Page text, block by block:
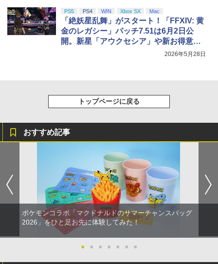
PS5 PS4 WIN Xbox SX Mac
「絶妖星乱舞」がスタート！「FFXIV: 黄
金のレガシー」パッチ7.51は6月2日公
開。新星「アウクセシア」や新お得意様
2026年5月28日
トップページに戻る
おすすめ記事
ポケモンコラボ「マクドナルドのサマーチャンスバッグ
2026」をひと足お先に体験してみた！
● ● ● ● ● ● ●